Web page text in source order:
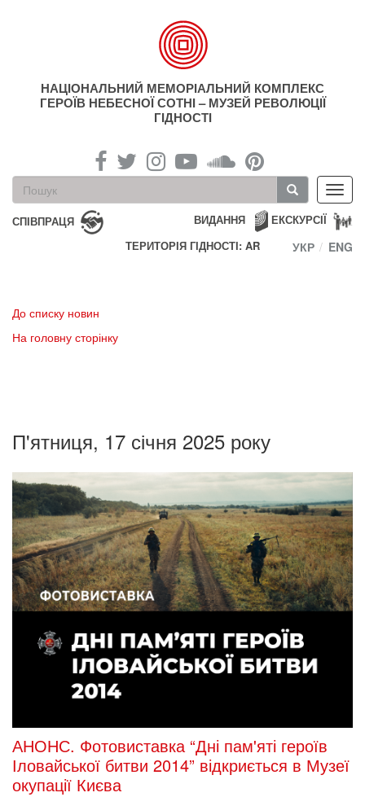
НАЦІОНАЛЬНИЙ МЕМОРІАЛЬНИЙ КОМПЛЕКС
ГЕРОЇВ НЕБЕСНОЇ СОТНІ – МУЗЕЙ РЕВОЛЮЦІЇ
ГІДНОСТІ
Пошукова
форма
Пошук
СПІВПРАЦЯ ЕКСКУРСІЇ
ВИДАННЯ
ТЕРИТОРІЯ ГІДНОСТІ: AR
УКР ENG
До списку новин
На головну сторінку
П'ятниця, 17 січня 2025 року
АНОНС. Фотовиставка “Дні пам'яті героїв
Іловайської битви 2014” відкриється в Музеї
окупації Києва